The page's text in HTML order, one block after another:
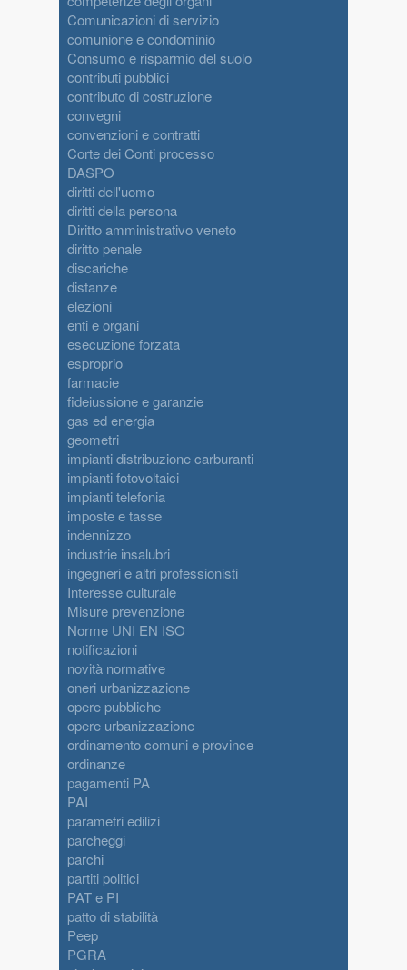
Comunicazioni di servizio
comunione e condominio
Consumo e risparmio del suolo
contributi pubblici
contributo di costruzione
convegni
convenzioni e contratti
Corte dei Conti processo
DASPO
diritti dell'uomo
diritti della persona
Diritto amministrativo veneto
diritto penale
discariche
distanze
elezioni
enti e organi
esecuzione forzata
esproprio
farmacie
fideiussione e garanzie
gas ed energia
geometri
impianti distribuzione carburanti
impianti fotovoltaici
impianti telefonia
imposte e tasse
indennizzo
industrie insalubri
ingegneri e altri professionisti
Interesse culturale
Misure prevenzione
Norme UNI EN ISO
notificazioni
novità normative
oneri urbanizzazione
opere pubbliche
opere urbanizzazione
ordinamento comuni e province
ordinanze
pagamenti PA
PAI
parametri edilizi
parcheggi
parchi
partiti politici
PAT e PI
patto di stabilità
Peep
PGRA